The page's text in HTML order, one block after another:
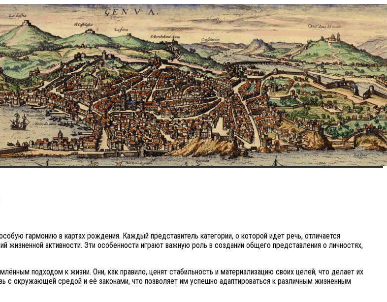
гармонию в картах рождения. Каждый представитель категории, о которой идет речь, отличается
активности. Эти особенности играют важную роль в создании общего представления о личностях,
подходом к жизни. Они, как правило, ценят стабильность и материализацию своих целей, что делает их
с окружающей средой и её законами, что позволяет им успешно адаптироваться к различным жизненным